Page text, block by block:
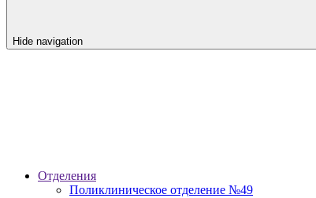
Hide navigation
Отделения
Поликлиническое отделение №49